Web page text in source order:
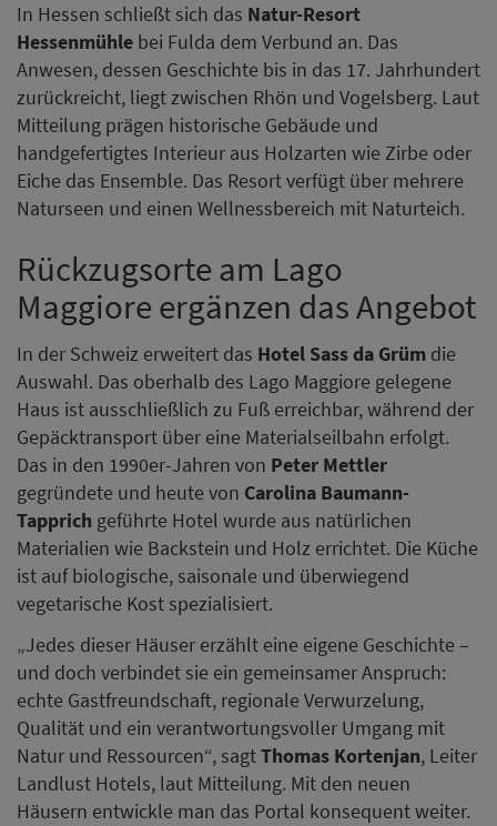
In Hessen schließt sich das Natur-Resort
Hessenmühle bei Fulda dem Verbund an. Das
Anwesen, dessen Geschichte bis in das 17. Jahrhundert
zurückreicht, liegt zwischen Rhön und Vogelsberg. Laut
Mitteilung prägen historische Gebäude und
handgefertigtes Interieur aus Holzarten wie Zirbe oder
Eiche das Ensemble. Das Resort verfügt über mehrere
Naturseen und einen Wellnessbereich mit Naturteich.
Rückzugsorte am Lago
Maggiore ergänzen das Angebot
In der Schweiz erweitert das Hotel Sass da Grüm die
Auswahl. Das oberhalb des Lago Maggiore gelegene
Haus ist ausschließlich zu Fuß erreichbar, während der
Gepäcktransport über eine Materialseilbahn erfolgt.
Das in den 1990er-Jahren von Peter Mettler
gegründete und heute von Carolina Baumann-
Tapprich geführte Hotel wurde aus natürlichen
Materialien wie Backstein und Holz errichtet. Die Küche
ist auf biologische, saisonale und überwiegend
vegetarische Kost spezialisiert.
„Jedes dieser Häuser erzählt eine eigene Geschichte –
und doch verbindet sie ein gemeinsamer Anspruch:
echte Gastfreundschaft, regionale Verwurzelung,
Qualität und ein verantwortungsvoller Umgang mit
Natur und Ressourcen“, sagtThomas Kortenjan, Leiter
Landlust Hotels, laut Mitteilung. Mit den neuen
Häusern entwickle man das Portal konsequent weiter.